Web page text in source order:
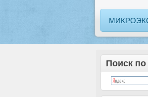
Поиск по